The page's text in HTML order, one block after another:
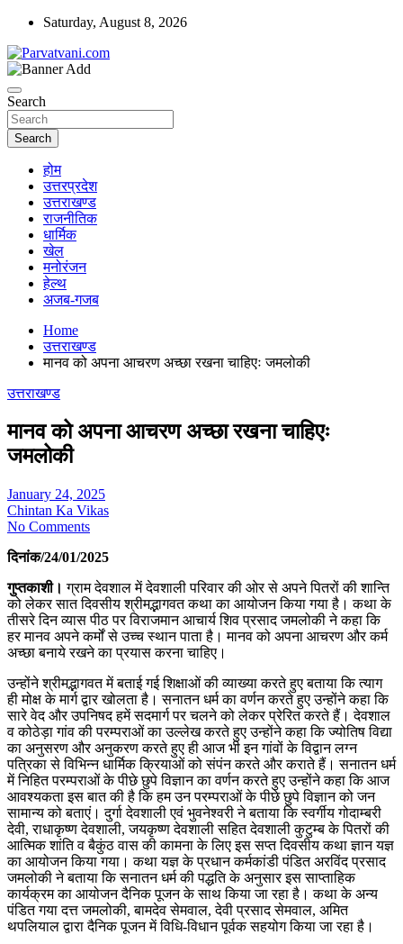
Skip
content
Saturday, August 8, 2026
Parvatvani.com
Search
Search
होम
उत्तरप्रदेश
उत्तराखण्ड
राजनीतिक
धार्मिक
खेल
मनोरंजन
हेल्थ
अजब-गजब
Home
उत्तराखण्ड
मानव को अपना आचरण अच्छा रखना चाहिएः जमलोकी
उत्तराखण्ड
मानव को अपना आचरण अच्छा रखना चाहिएः
जमलोकी
January 24, 2025
Chintan Ka Vikas
No Comments
दिनांक/24/01/2025
गुप्तकाशी। ग्राम देवशाल में देवशाली परिवार की ओर से अपने पितरों की शान्ति
को लेकर सात दिवसीय श्रीमद्भागवत कथा का आयोजन किया गया है। कथा के
तीसरे दिन व्यास पीठ पर विराजमान आचार्य शिव प्रसाद जमलोकी ने कहा कि
हर मानव अपने कर्मों से उच्च स्थान पाता है। मानव को अपना आचरण और कर्म
अच्छा बनाये रखने का प्रयास करना चाहिए।
उन्होंने श्रीमद्भागवत में बताई गई शिक्षाओं की व्याख्या करते हुए बताया कि त्याग
ही मोक्ष के मार्ग द्वार खोलता है। सनातन धर्म का वर्णन करते हुए उन्होंने कहा कि
सारे वेद और उपनिषद हमें सदमार्ग पर चलने को लेकर प्रेरित करते हैं। देवशाल
व कोठेड़ा गांव की परम्पराओं का उल्लेख करते हुए उन्होंने कहा कि ज्योतिष विद्या
का अनुसरण और अनुकरण करते हुए ही आज भी इन गांवों के विद्वान लग्न
पत्रिका से विभिन्न धार्मिक क्रियाओं को संपंन करते और कराते हैं। सनातन धर्म
में निहित परम्पराओं के पीछे छुपे विज्ञान का वर्णन करते हुए उन्होंने कहा कि आज
आवश्यकता इस बात की है कि हम उन परम्पराओं के पीछे छुपे विज्ञान को जन
सामान्य को बताएं। दुर्गा देवशाली एवं भुवनेश्वरी ने बताया कि स्वर्गीय गोदाम्बरी
देवी, राधाकृष्ण देवशाली, जयकृष्ण देवशाली सहित देवशाली कुटुम्ब के पितरों की
आत्मिक शांति व बैकुंठ वास की कामना के लिए इस सप्त दिवसीय कथा ज्ञान यज्ञ
का आयोजन किया गया। कथा यज्ञ के प्रधान कर्मकांडी पंडित अरविंद प्रसाद
जमलोकी ने बताया कि सनातन धर्म की पद्धति के अनुसार इस साप्ताहिक
कार्यक्रम का आयोजन दैनिक पूजन के साथ किया जा रहा है। कथा के अन्य
पंडित गया दत्त जमलोकी, बामदेव सेमवाल, देवी प्रसाद सेमवाल, अमित
थपलियाल द्वारा दैनिक पूजन में विधि-विधान पूर्वक सहयोग किया जा रहा है।